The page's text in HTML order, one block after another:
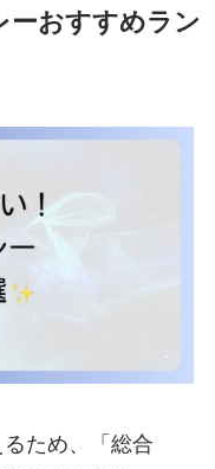
ーおすすめラン
ため、「総合